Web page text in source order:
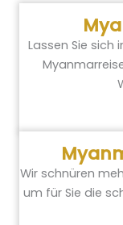
Lassen Sie sich
Wir schnüren
um für Sie die